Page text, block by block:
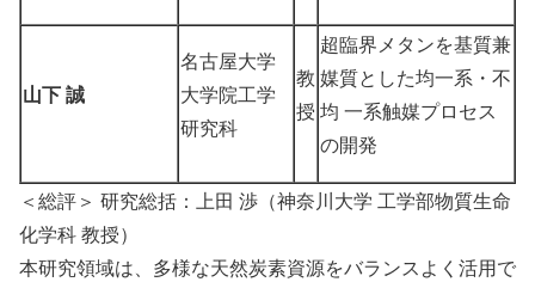
山下 誠
名古屋大学
大学院工学
研究科
教
授
超臨界メタンを基質兼
媒質とした均一系・不
均 一系触媒プロセス
の開発
＜総評＞ 研究総括：上田 渉（神奈川大学 工学部物質生命
化学科 教授）
本研究領域は、多様な天然炭素資源をバランスよく活用で